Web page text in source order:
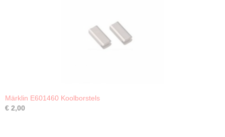
Märklin E601460 Koolborstels
€ 2,00